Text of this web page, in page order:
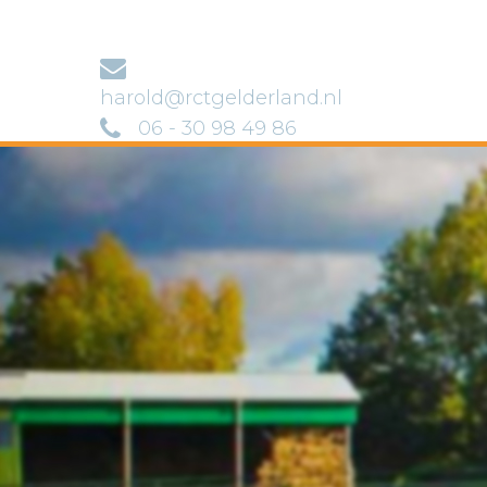
harold@rctgelderland.nl
06 - 30 98 49 86